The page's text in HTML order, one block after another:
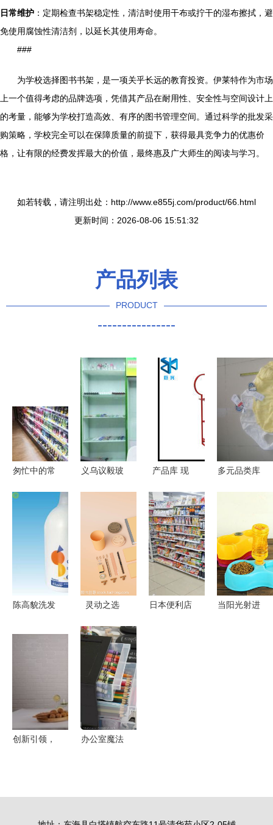
日常维护 ：定期检查书架稳定性，清洁时使用干布或拧干的湿布擦拭，避
免使用腐蚀性清洁剂，以延长其使用寿命。
###
为学校选择图书书架，是一项关乎长远的教育投资。伊莱特作为市场
上一个值得考虑的品牌选项，凭借其产品在耐用性、安全性与空间设计上
的考量，能够为学校打造高效、有序的图书管理空间。通过科学的批发采
购策略，学校完全可以在保障质量的前提下，获得最具竞争力的优惠价
格，让有限的经费发挥最大的价值，最终惠及广大师生的阅读与学习。
如若转载，请注明出处：http://www.e855j.com/product/66.html
更新时间：2026-08-06 15:51:32
产品列表
PRODUCT
----------------
匆忙中的常
屈臣氏服务
义乌议毅玻
业标杆与义
乌购平台的
服务新篇
产品库 现
的完美整合
与优选集
多元品类库
费生态新优
势
陈高貌洗发
灵动之选
3D品牌样
机与微创新
相伴的科学
指南
日本便利店
当阳光射进
创新引领，
办公室魔法